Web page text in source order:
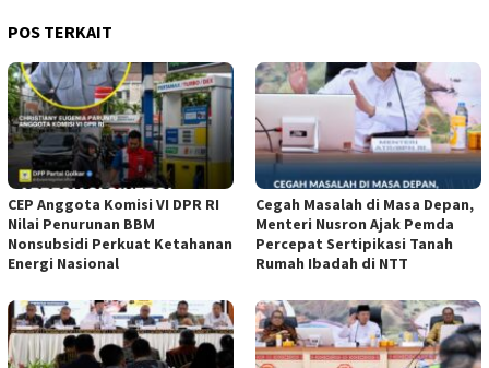
POS TERKAIT
CEP Anggota Komisi VI DPR RI
Nilai Penurunan BBM
Nonsubsidi Perkuat Ketahanan
Energi Nasional
Cegah Masalah di Masa Depan,
Menteri Nusron Ajak Pemda
Percepat Sertipikasi Tanah
Rumah Ibadah di NTT